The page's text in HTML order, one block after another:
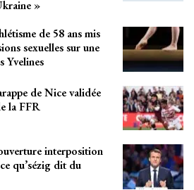
»
de 58 ans mis
sexuelles sur une
Yvelines
de Nice validée
la FFR
interposition
qu’sézig dit du